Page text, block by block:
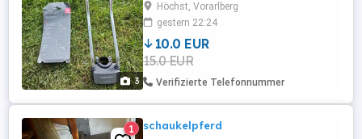
3
Höchst, Vorarlberg
gestern 22:24
10.0 EUR
15.0 EUR
Verifizierte Telefonnummer
1 schaukelpferd